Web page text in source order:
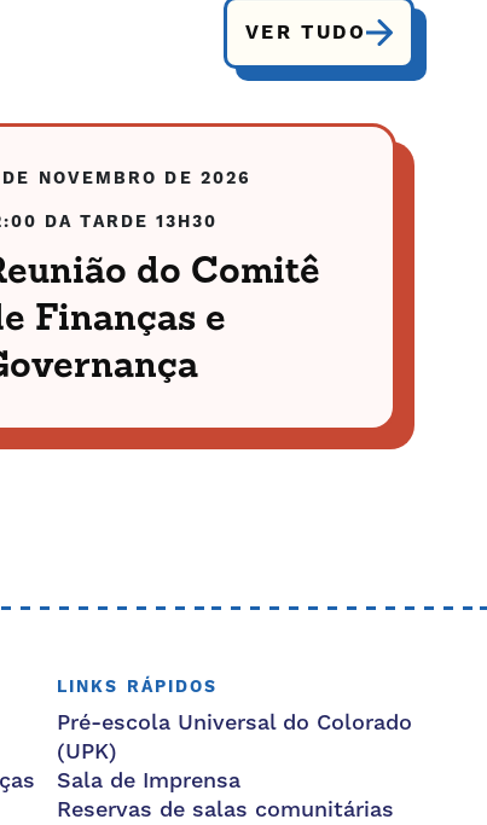
VER TUDO
NOVEMBRO DE 2026
DA TARDE 13H30
do Comitê
Finanças e
LINKS RÁPIDOS
Pré-escola Universal do Colorado
(UPK)
Sala de Imprensa
Reservas de salas comunitárias